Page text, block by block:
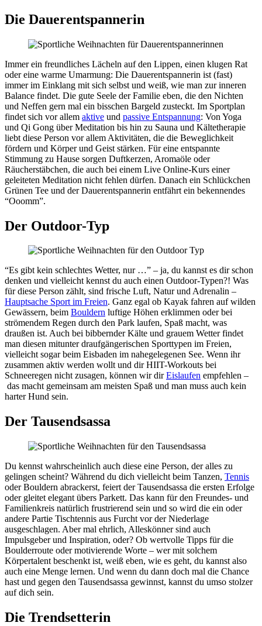
Die Dauerentspannerin
Immer ein freundliches Lächeln auf den Lippen, einen klugen Rat
oder eine warme Umarmung: Die Dauerentspannerin ist (fast)
immer im Einklang mit sich selbst und weiß, wie man zur inneren
Balance findet. Die gute Seele der Familie eben, die den Nichten
und Neffen gern mal ein bisschen Bargeld zusteckt. Im Sportplan
findet sich vor allem aktive und passive Entspannung: Von Yoga
und Qi Gong über Meditation bis hin zu Sauna und Kältetherapie
liebt diese Person vor allem Aktivitäten, die die Beweglichkeit
fördern und Körper und Geist stärken. Für eine entspannte
Stimmung zu Hause sorgen Duftkerzen, Aromaöle oder
Räucherstäbchen, die auch bei einem Live Online-Kurs einer
geleiteten Meditation nicht fehlen dürfen. Danach ein Schlückchen
Grünen Tee und der Dauerentspannerin entfährt ein bekennendes
“Ooomm”.
Der Outdoor-Typ
“Es gibt kein schlechtes Wetter, nur …” – ja, du kannst es dir schon
denken und vielleicht kennst du auch einen Outdoor-Typen?! Was
für diese Person zählt, sind frische Luft, Natur und Adrenalin –
Hauptsache Sport im Freien. Ganz egal ob Kayak fahren auf wilden
Gewässern, beim Bouldern luftige Höhen erklimmen oder bei
strömendem Regen durch den Park laufen, Spaß macht, was
draußen ist. Auch bei bibbernder Kälte und grauem Wetter findet
man diesen mitunter draufgängerischen Sporttypen im Freien,
vielleicht sogar beim Eisbaden im nahegelegenen See. Wenn ihr
zusammen aktiv werden wollt und dir HIIT-Workouts bei
Schneeregen nicht zusagen, können wir dirEislaufen empfehlen –
das macht gemeinsam am meisten Spaß und man muss auch kein
harter Hund sein.
Der Tausendsassa
Du kennst wahrscheinlich auch diese eine Person, der alles zu
gelingen scheint? Während du dich vielleicht beim Tanzen, Tennis
oder Bouldern abrackerst, feiert der Tausendsassa die ersten Erfolge
oder gleitet elegant übers Parkett. Das kann für den Freundes- und
Familienkreis natürlich frustrierend sein und so wird die ein oder
andere Partie Tischtennis aus Furcht vor der Niederlage
ausgeschlagen. Aber mal ehrlich, Alleskönner sind auch
Impulsgeber und Inspiration, oder? Ob wertvolle Tipps für die
Boulderroute oder motivierende Worte – wer mit solchem
Körpertalent beschenkt ist, weiß eben, wie es geht, du kannst also
auch eine Menge lernen. Und wenn du dann doch mal die Chance
hast und gegen den Tausendsassa gewinnst, kannst du umso stolzer
auf dich sein.
Die Trendsetterin